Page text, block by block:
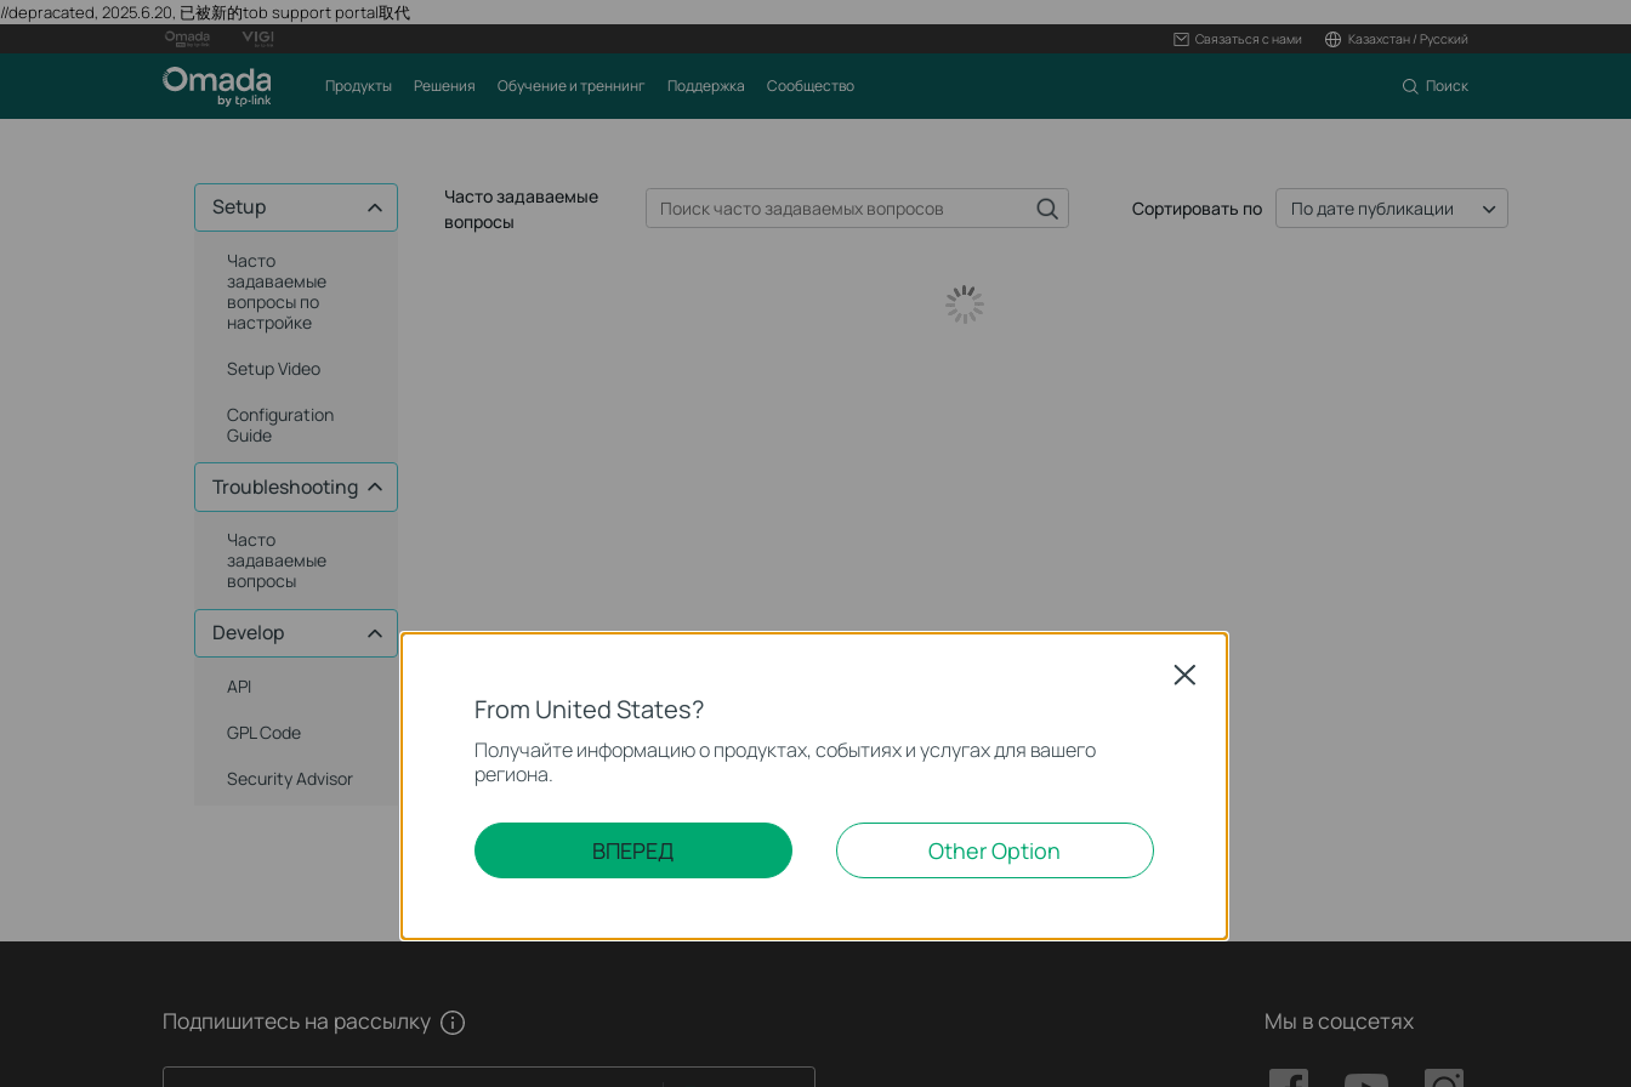
//depracated, 2025.6.20, 已被新的tob support portal取代
Связаться с нами Казахстан / Русский
Продукты Решения Обучение и треннинг Поддержка Сообщество Поиск
Setup
Часто
задаваемые
вопросы по
настройке
Setup Video
Configuration
Guide
Troubleshooting
Часто
задаваемые
вопросы
Develop
API
GPL Code
Security Advisor
Часто задаваемые
вопросы
Сортировать по По дате публикации
Подпишитесь на рассылку Мы в соцсетях
From United States?
Получайте информацию о продуктах, событиях и услугах для вашего
региона.
ВПЕРЕД Other Option
Close